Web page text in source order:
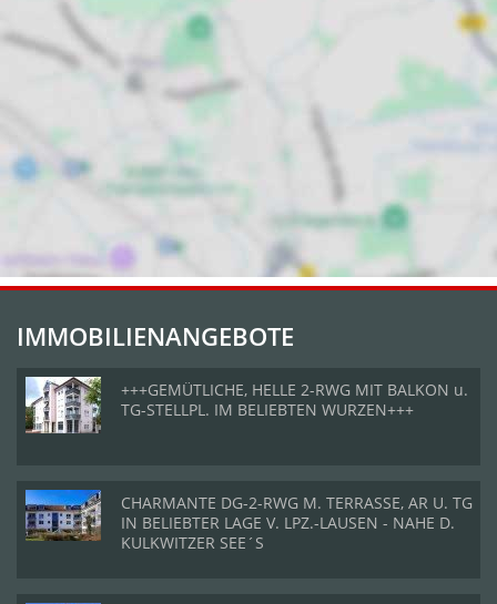
IMMOBILIENANGEBOTE
+++GEMÜTLICHE, HELLE 2-RWG MIT BALKON u.
TG-STELLPL. IM BELIEBTEN WURZEN+++
CHARMANTE DG-2-RWG M. TERRASSE, AR U. TG
IN BELIEBTER LAGE V. LPZ.-LAUSEN - NAHE D.
KULKWITZER SEE´S